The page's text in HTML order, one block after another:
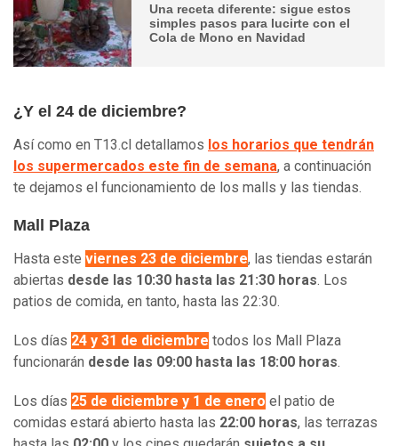
Una receta diferente: sigue estos
simples pasos para lucirte con el
Cola de Mono en Navidad
¿Y el 24 de diciembre?
Así como en T13.cl detallamos los horarios que tendrán
los supermercados este fin de semana, a continuación
te dejamos el funcionamiento de los malls y las tiendas.
Mall Plaza
Hasta este viernes 23 de diciembre, las tiendas estarán
abiertas desde las 10:30 hasta las 21:30 horas. Los
patios de comida, en tanto, hasta las 22:30.
Los días 24 y 31 de diciembre todos los Mall Plaza
funcionarán desde las 09:00 hasta las 18:00 horas.
Los días 25 de diciembre y 1 de enero el patio de
comidas estará abierto hasta las 22:00 horas, las terrazas